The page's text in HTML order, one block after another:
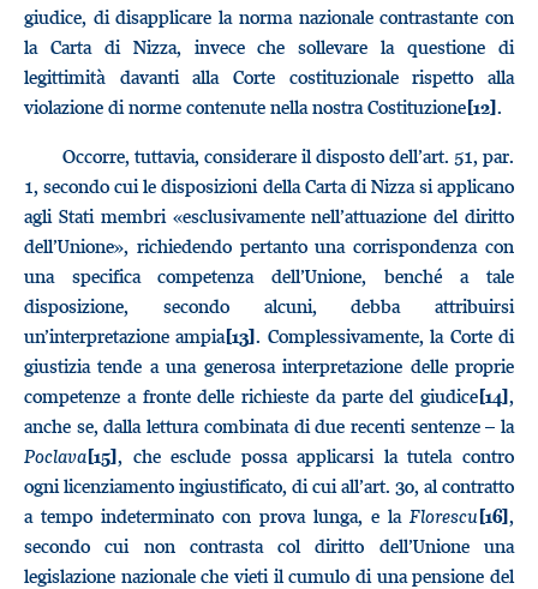
giudice, di disapplicare la norma nazionale contrastante con
la Carta di Nizza, invece che sollevare la questione di
legittimità davanti alla Corte costituzionale rispetto alla
violazione di norme contenute nella nostra Costituzione[12].
Occorre, tuttavia, considerare il disposto dell’art. 51, par.
1, secondo cui le disposizioni della Carta di Nizza si applicano
agli Stati membri «esclusivamente nell’attuazione del diritto
dell’Unione», richiedendo pertanto una corrispondenza con
una specifica competenza dell’Unione, benché a tale
disposizione, secondo alcuni, debba attribuirsi
un’interpretazione ampia[13]. Complessivamente, la Corte di
giustizia tende a una generosa interpretazione delle proprie
competenze a fronte delle richieste da parte del giudice[14],
anche se, dalla lettura combinata di due recenti sentenze – la
Poclava[15], che esclude possa applicarsi la tutela contro
ogni licenziamento ingiustificato, di cui all’art. 30, al contratto
a tempo indeterminato con prova lunga, e la Florescu[16],
secondo cui non contrasta col diritto dell’Unione una
legislazione nazionale che vieti il cumulo di una pensione del